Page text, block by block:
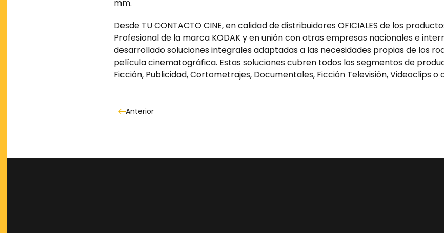
mm.
Desde TU CONTACTO CINE, en calidad de distribuidores OFICIALES de los
Profesional de la marca KODAK y en unión con otras empresas nacionales e
desarrollado soluciones integrales adaptadas a las necesidades propias de los
película cinematográfica. Estas soluciones cubren todos los segmentos de
Ficción, Publicidad, Cortometrajes, Documentales, Ficción Televisión, Videoclips o
Anterior